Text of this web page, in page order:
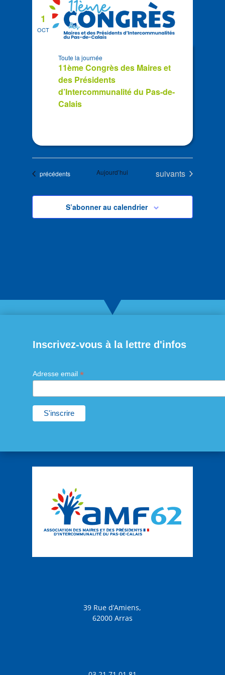
OCT
1
11ème Congrès des Maires et
des Présidents
d’Intercommunalité du Pas-de-
Calais
Toute la journée
Évènements
précédents Aujourd’hui Évènements
suivants
S’abonner au calendrier
Inscrivez-vous à la lettre d'infos
Adresse email *
39 Rue d’Amiens,
62000 Arras